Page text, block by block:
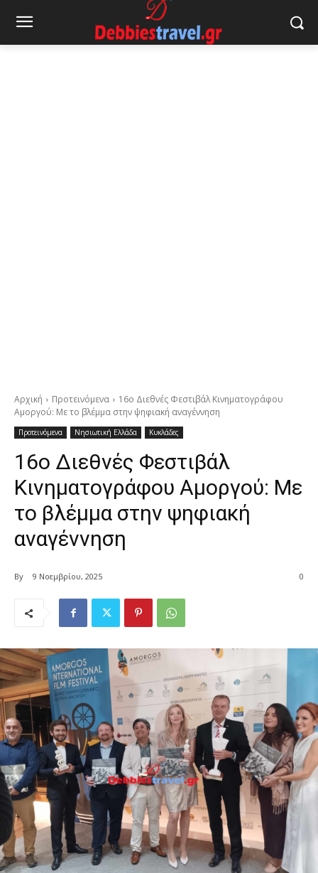
Αρχική Προτεινόμενα
16ο Διεθνές Φεστιβάλ Κινηματογράφου
Αμοργού: Με το βλέμμα στην ψηφιακή αναγέννηση
Προτεινόμενα Νησιωτική Ελλάδα Κυκλάδες
16ο Διεθνές Φεστιβάλ
Κινηματογράφου Αμοργού: Με
το βλέμμα στην ψηφιακή
αναγέννηση
By 9 Νοεμβρίου, 2025 0